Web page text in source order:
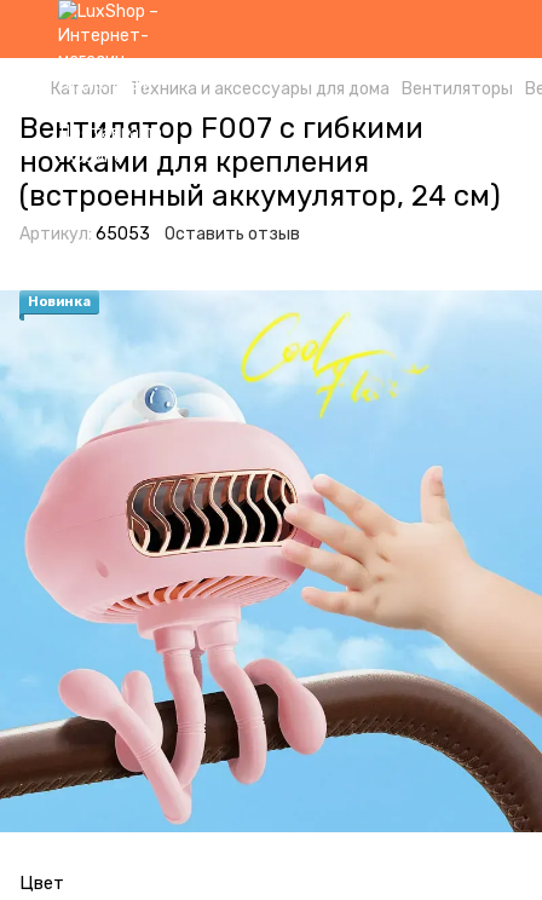
Каталог Техника и аксессуары для дома Вентиляторы
Вентилятор F007 с гибкими
ножками для крепления
(встроенный аккумулятор, 24 см)
Артикул: 65053 Оставить отзыв
Новинка
Цвет